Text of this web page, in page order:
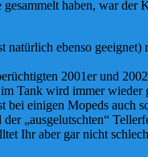
haben, war
natürlich ebenso
2001er und
Tank wird immer
bei einigen Mopeds
„ausgelutschten“
Ihr aber gar nicht